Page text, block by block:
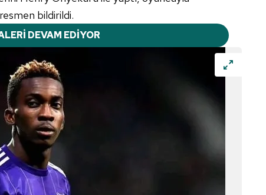
bildirildi.
DEVAM EDİYOR